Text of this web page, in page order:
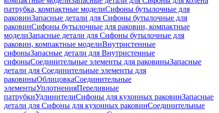
патрубка, компактные моделиСифоны бутылочные для
раковинЗапасные детали для Сифоны бутылочные для
раковинСифоны бутылочные для раковин, компактные
моделиЗапасные детали для Сифоны бутылочные для
раковин, компактные моделиВнутристенные
сифоныЗапасные детали для Внутристенные
сифоныСоединительные элементы для раковиныЗапасные
детали для Соединительные элементы для
раковиныОблицовкаСоединительные
элементыУплотненияПереливные
патрубкиУдлинителиСифоны для кухонных раковинЗапасные
детали для Сифоны для кухонных раковинСоединительные